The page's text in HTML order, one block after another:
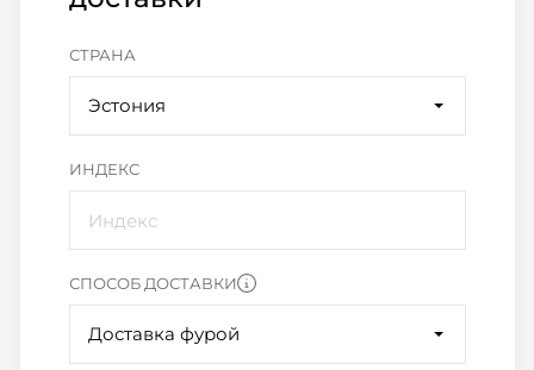
СТРАНА
Эстония
ИНДЕКС
СПОСОБ ДОСТАВКИ
Доставка фурой